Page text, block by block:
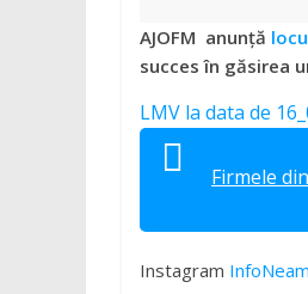
Roman,
Roznov,
Girov
AJOFM anunță
succes în găsirea
LMV la data de
Firmele
Instagram